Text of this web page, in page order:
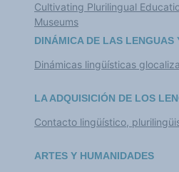
Cultivating Plurilingual
Museums
DINÁMICA DE LAS LENGUAS
Dinámicas lingüísticas
LA ADQUISICIÓN DE LOS
Contacto lingüístico,
ARTES Y HUMANIDADES